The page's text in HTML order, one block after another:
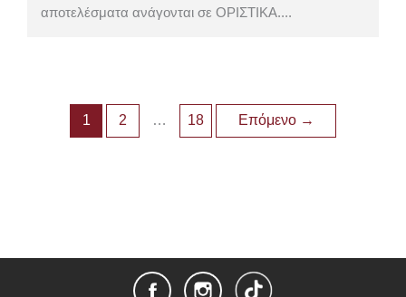
αποτελέσματα ανάγονται σε ΟΡΙΣΤΙΚΑ....
1 2 … 18 Επόμενο →